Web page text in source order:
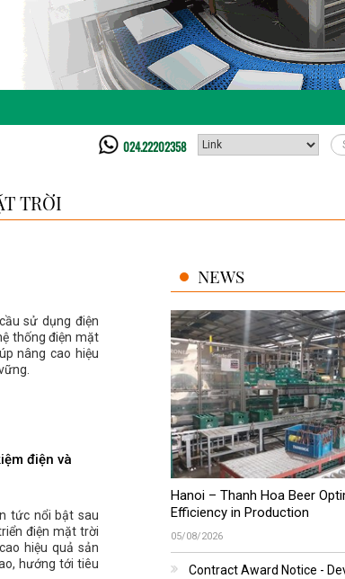
024.22202358
TRỜI
sử dụng điện
thống điện mặt
nâng cao hiệu
điện và
tức nổi bật sau
điện mặt trời
hiệu quả sản
hướng tới tiêu
NEWS
Hanoi – Thanh Hoa Beer
Efficiency in Production
05/08/2026
Contract Award Notice -